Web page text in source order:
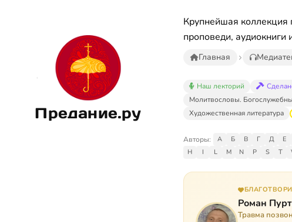
Предание.ру
Крупнейшая коллекция
проповеди,
Главная
Наш лекторий
Молитвословы.
Художественная литература
Авторы: А Б В Г Д Е
H
I L M N P S T
Роман
Травма